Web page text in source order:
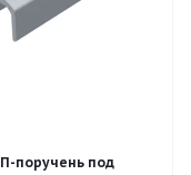
П-поручень под